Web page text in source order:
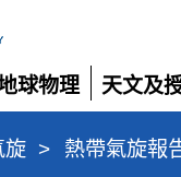
球物理
天文及
展
開
旋 > 熱帶氣旋報